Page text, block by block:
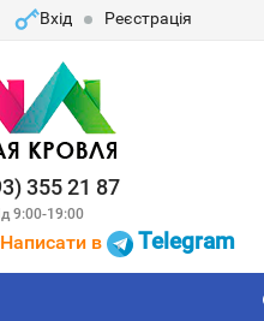
Вхід Реєстрація
355 21 87
9:00-19:00
Написати в Telegram